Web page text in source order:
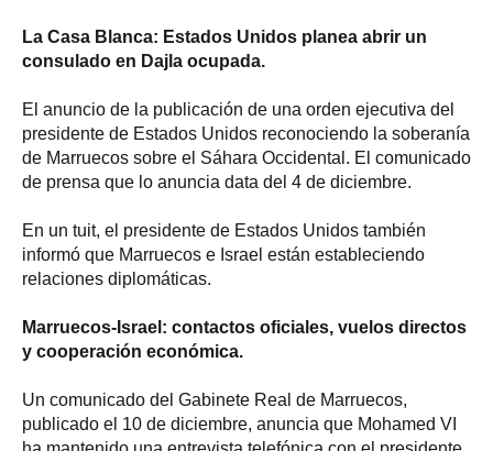
La Casa Blanca: Estados Unidos planea abrir un
consulado en Dajla ocupada.
El anuncio de la publicación de una orden ejecutiva del
presidente de Estados Unidos reconociendo la soberanía
de Marruecos sobre el Sáhara Occidental. El comunicado
de prensa que lo anuncia data del 4 de diciembre.
En un tuit, el presidente de Estados Unidos también
informó que Marruecos e Israel están estableciendo
relaciones diplomáticas.
Marruecos-Israel: contactos oficiales, vuelos directos
y cooperación económica.
Un comunicado del Gabinete Real de Marruecos,
publicado el 10 de diciembre, anuncia que Mohamed VI